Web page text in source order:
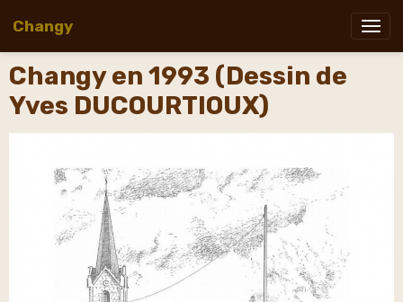
Changy
Changy en 1993 (Dessin de
Yves DUCOURTIOUX)